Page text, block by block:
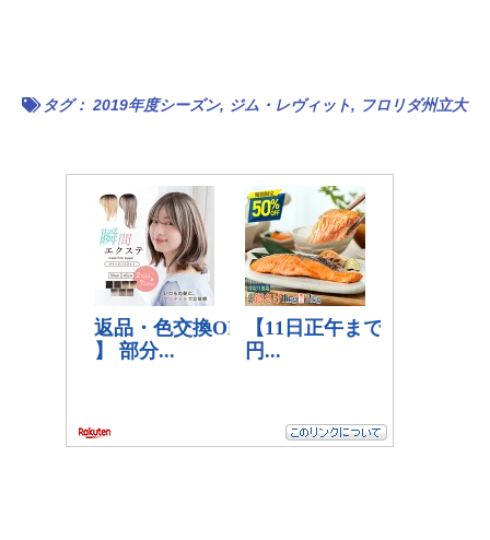
タグ： 2019年度シーズン, ジム・レヴィット, フロリダ州立大